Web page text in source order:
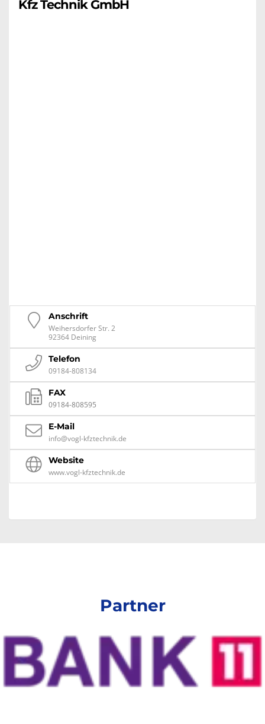
Kfz Technik GmbH
Anschrift
Weihersdorfer Str. 2
92364 Deining
Telefon
09184-808134
FAX
09184-808595
E-Mail
info@vogl-kfztechnik.de
Website
www.vogl-kfztechnik.de
Partner